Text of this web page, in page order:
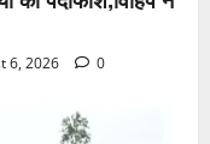
6, 2026 0